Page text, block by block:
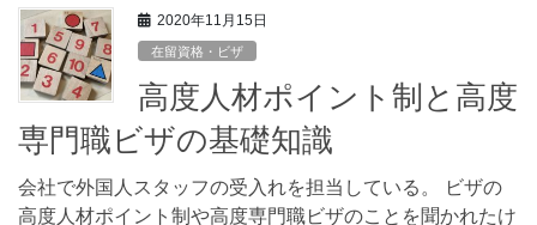
2020年11月15日
在留資格・ビザ
高度人材ポイント制と高度
専門職ビザの基礎知識
会社で外国人スタッフの受入れを担当している。 ビザの
高度人材ポイント制や高度専門職ビザのことを聞かれたけ